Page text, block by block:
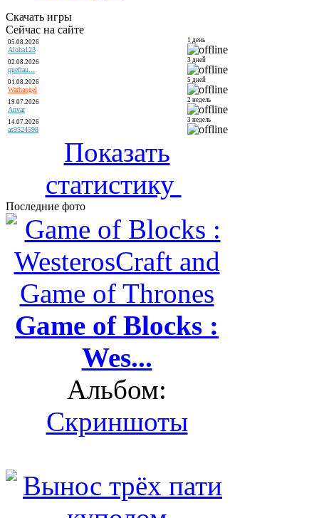
Скачать игры
Сейчас на сайте
05.08.2026
Aloha123
1 день
02.08.2026
quefrau...
3 дней
01.08.2026
Warhangel
5 дней
19.07.2026
Anvar
2 недель
14.07.2026
as9524598
3 недель
Показать
статистику
Последние фото
Game of Blocks :
Wes...
Альбом:
Скриншоты